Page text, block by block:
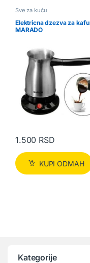
Sve za kuću
Elektricna dzezva za kafu
MARADO
1.500 RSD
KUPI ODMAH
Kategorije